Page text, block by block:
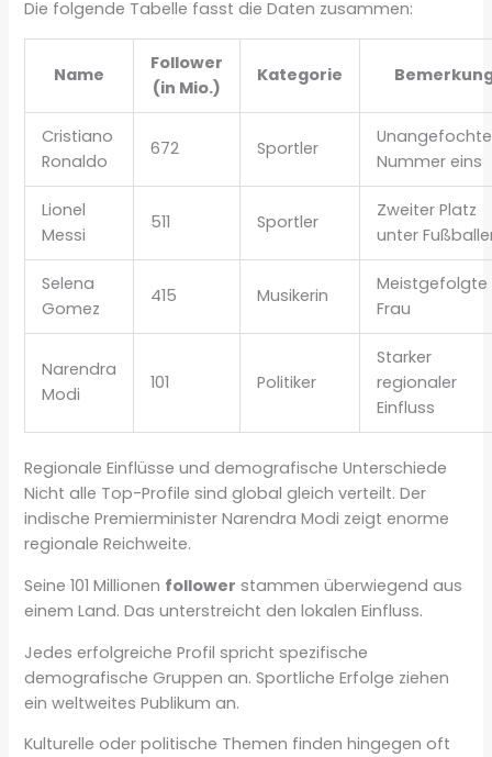
Die folgende Tabelle fasst die Daten zusammen:
Name
Follower
(in Mio.)
Kategorie
Cristiano
Ronaldo
672 Sportler
Nummer eins
Lionel
Messi
511 Sportler
Zweiter Platz
unter
Selena
Gomez
415 Musikerin
Meistgefolgte
Frau
Narendra
Modi
101 Politiker
Starker
regionaler
Einfluss
Regionale Einflüsse und demografische Unterschiede
Nicht alle Top-Profile sind global gleich verteilt. Der
indische Premierminister Narendra Modi zeigt enorme
regionale Reichweite.
Seine 101 Millionen follower stammen überwiegend aus
einem Land. Das unterstreicht den lokalen Einfluss.
Jedes erfolgreiche Profil spricht spezifische
demografische Gruppen an. Sportliche Erfolge ziehen
ein weltweites Publikum an.
Kulturelle oder politische Themen finden hingegen oft